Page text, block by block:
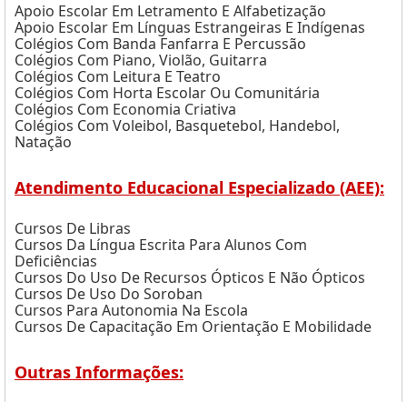
Apoio Escolar Em Letramento E Alfabetização
Apoio Escolar Em Línguas Estrangeiras E Indígenas
Colégios Com Banda Fanfarra E Percussão
Colégios Com Piano, Violão, Guitarra
Colégios Com Leitura E Teatro
Colégios Com Horta Escolar Ou Comunitária
Colégios Com Economia Criativa
Colégios Com Voleibol, Basquetebol, Handebol,
Natação
Atendimento Educacional Especializado (AEE):
Cursos De Libras
Cursos Da Língua Escrita Para Alunos Com
Deficiências
Cursos Do Uso De Recursos Ópticos E Não Ópticos
Cursos De Uso Do Soroban
Cursos Para Autonomia Na Escola
Cursos De Capacitação Em Orientação E Mobilidade
Outras Informações: